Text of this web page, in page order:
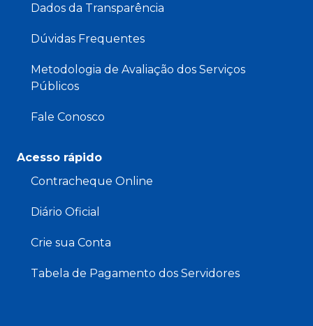
Dados da Transparência
Dúvidas Frequentes
Metodologia de Avaliação dos Serviços
Públicos
Fale Conosco
Acesso rápido
Contracheque Online
Diário Oficial
Crie sua Conta
Tabela de Pagamento dos Servidores